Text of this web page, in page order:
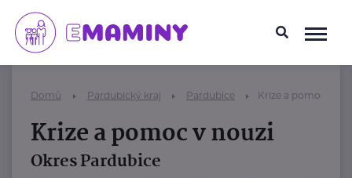
Domů Pardubický kraj Pardubice Krize a pomoc v
Krize a pomoc v nouzi
Okres Pardubice